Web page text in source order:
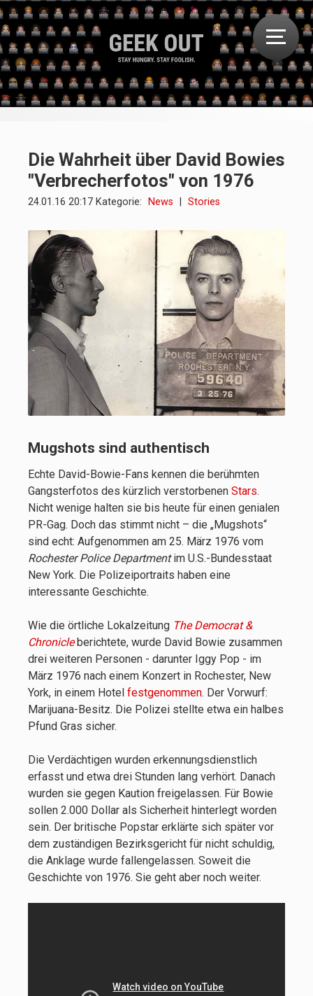
Die Wahrheit über David Bowies
"Verbrecherfotos" von 1976
24.01.16 20:17 Kategorie: News Stories
Mugshots sind authentisch
Echte David-Bowie-Fans kennen die berühmten
Gangsterfotos des kürzlich verstorbenen Stars.
Nicht wenige halten sie bis heute für einen genialen
PR-Gag. Doch das stimmt nicht – die „Mugshots“
sind echt: Aufgenommen am 25. März 1976 vom
Rochester Police Departmentim U.S.-Bundesstaat
New York. Die Polizeiportraits haben eine
interessante Geschichte.
Wie die örtliche Lokalzeitung The Democrat &
Chronicleberichtete, wurde David Bowie zusammen
drei weiteren Personen - darunter Iggy Pop - im
März 1976 nach einem Konzert in Rochester, New
York, in einem Hotel festgenommen. Der Vorwurf:
Marijuana-Besitz. Die Polizei stellte etwa ein halbes
Pfund Gras sicher.
Die Verdächtigen wurden erkennungsdienstlich
erfasst und etwa drei Stunden lang verhört. Danach
wurden sie gegen Kaution freigelassen. Für Bowie
sollen 2.000 Dollar als Sicherheit hinterlegt worden
sein. Der britische Popstar erklärte sich später vor
dem zuständigen Bezirksgericht für nicht schuldig,
die Anklage wurde fallengelassen. Soweit die
Geschichte von 1976. Sie geht aber noch weiter.